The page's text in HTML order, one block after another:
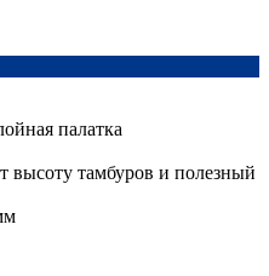
палатка
высоту тамбуров и полезный